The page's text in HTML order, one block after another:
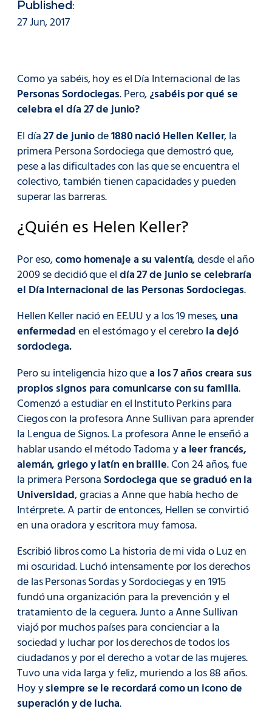
Published:
27 Jun, 2017
Como ya sabéis, hoy es el Día Internacional de las
Personas Sordociegas. Pero,¿sabéis por qué se
celebra el día 27 de junio?
El día27 de juniode1880 nació Hellen Keller, la
primera Persona Sordociega que demostró que,
pese a las dificultades con las que se encuentra el
colectivo, también tienen capacidades y pueden
superar las barreras.
¿Quién es Helen Keller?
Por eso,como homenaje a su valentía, desde el año
2009 se decidió que eldía 27 de junio se celebraría
el Día Internacional de las Personas Sordociegas.
Hellen Keller nació en EE.UU y a los 19 meses,una
enfermedaden el estómago y el cerebrola dejó
sordociega.
Pero su inteligencia hizo quea los 7 años creara sus
propios signos para comunicarse con su familia.
Comenzó a estudiar en el Instituto Perkins para
Ciegos con la profesora Anne Sullivan para aprender
la Lengua de Signos. La profesora Anne le enseñó a
hablar usando el método Tadoma ya leer francés,
alemán, griego y latín en braille. Con 24 años, fue
la primera Persona Sordociega que se graduó en la
Universidad, gracias a Anne que había hecho de
Intérprete. A partir de entonces, Hellen se convirtió
en una oradora y escritora muy famosa.
Escribió libros como La historia de mi vida o Luz en
mi oscuridad. Luchó intensamente por los derechos
de las Personas Sordas y Sordociegas y en 1915
fundó una organización para la prevención y el
tratamiento de la ceguera. Junto a Anne Sullivan
viajó por muchos países para concienciar a la
sociedad y luchar por los derechos de todos los
ciudadanos y por el derecho a votar de las mujeres.
Tuvo una vida larga y feliz, muriendo a los 88 años.
Hoy ysiempre se le recordará como un icono de
superación y de lucha.